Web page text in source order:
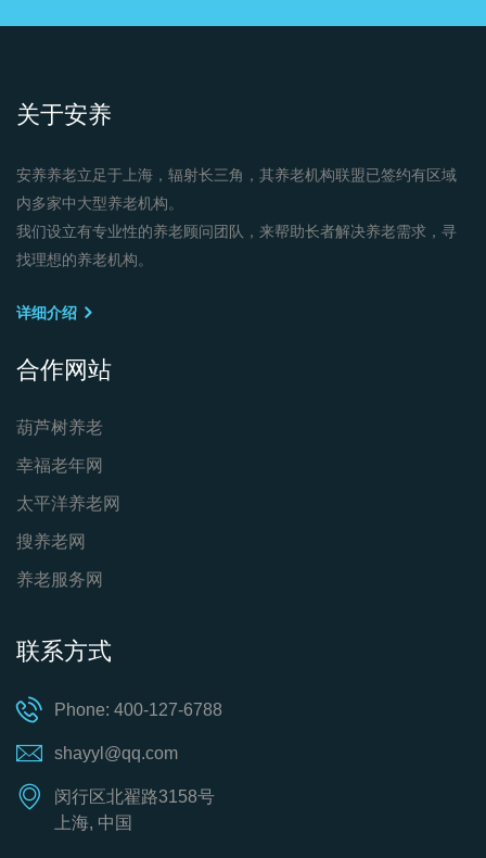
关于安养
安养养老立足于上海，辐射长三角，其养老机构联盟已签约有区域
内多家中大型养老机构。
我们设立有专业性的养老顾问团队，来帮助长者解决养老需求，寻
找理想的养老机构。
详细介绍
合作网站
葫芦树养老
幸福老年网
太平洋养老网
搜养老网
养老服务网
联系方式
Phone: 400-127-6788
shayyl@qq.com
闵行区北翟路3158号
上海, 中国